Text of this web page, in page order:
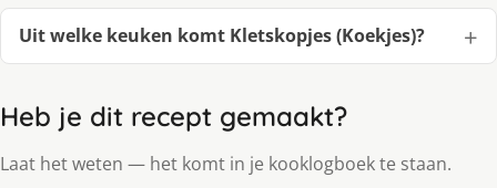
Uit welke keuken komt Kletskopjes (Koekjes)?
Heb je dit recept gemaakt?
Laat het weten — het komt in je kooklogboek te staan.